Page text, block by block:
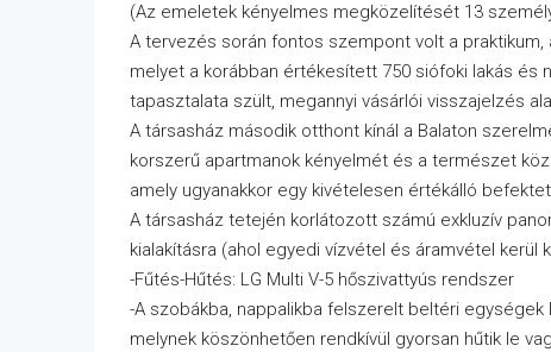
(Az emeletek kényelmes megközelítését 13
A tervezés során fontos szempont volt a praktikum,
melyet a korábban értékesített 750 siófoki lakás
tapasztalata szült, megannyi vásárlói visszajelzés
A társasház második otthont kínál a Balaton
korszerű apartmanok kényelmét és a természet
amely ugyanakkor egy kivételesen értékálló
A társasház tetején korlátozott számú exkluzív
kialakításra (ahol egyedi vízvétel és áramvétel kerül
-Fűtés-Hűtés: LG Multi V-5 hőszivattyús rendszer
-A szobákba, nappalikba felszerelt beltéri
melynek köszönhetően rendkívül gyorsan hűtik le